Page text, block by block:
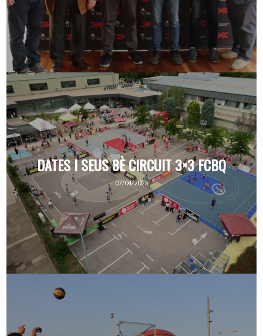
DATES I SEUS 8È CIRCUIT 3×3 FCBQ
07/04/2025